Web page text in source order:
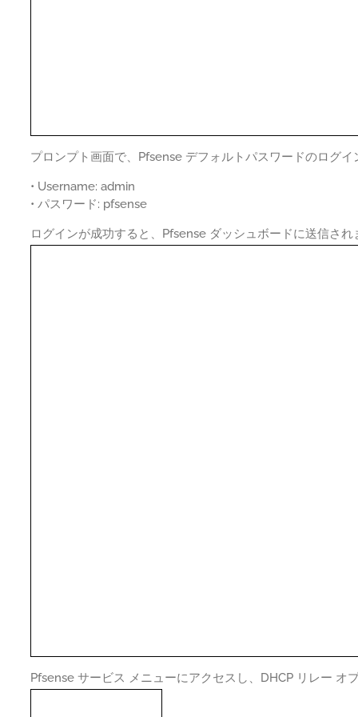
プロンプト画面で、Pfsense デフォルトパスワードのログイ
• Username: admin
• パスワード: pfsense
ログインが成功すると、Pfsense ダッシュボードに送信され
Pfsense サービス メニューにアクセスし、DHCP リレー オ